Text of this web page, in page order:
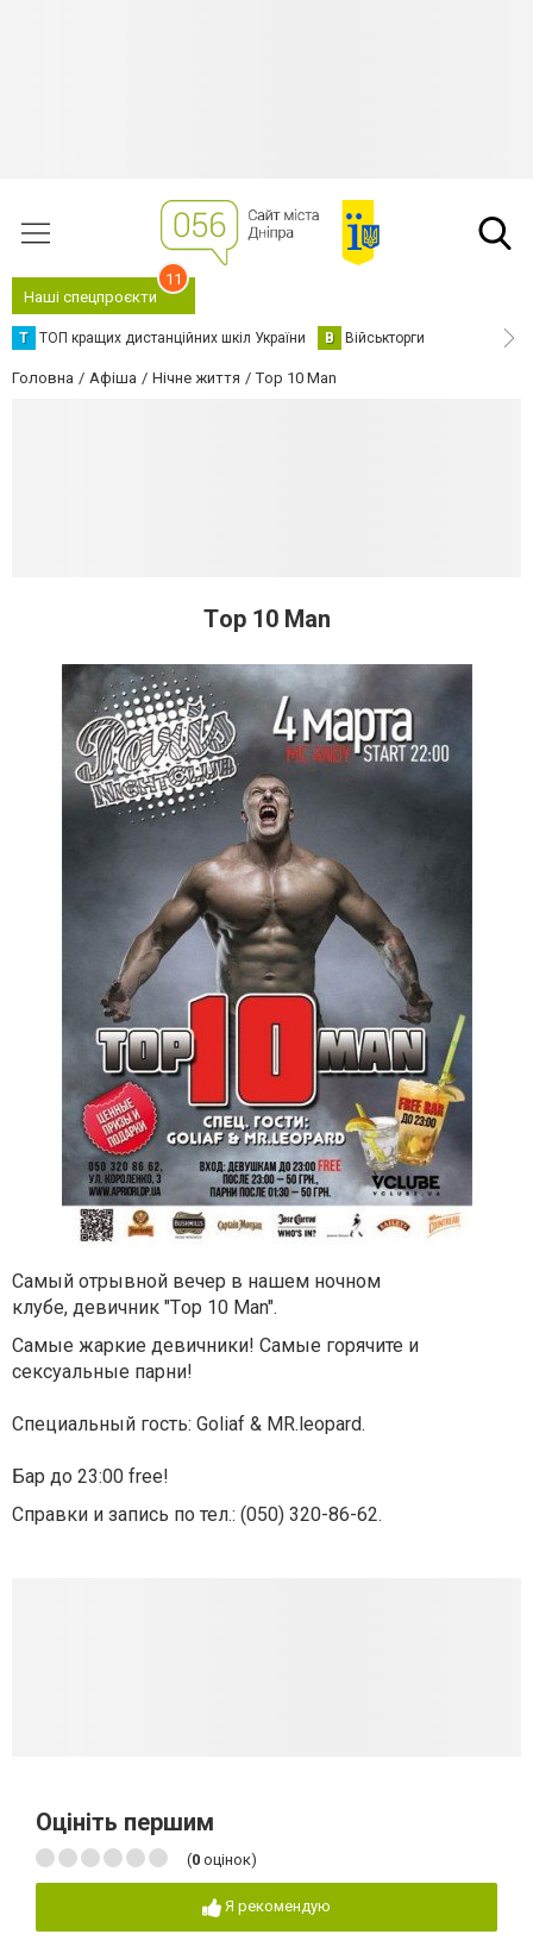
Наші спецпроєкти
11
Т ТОП кращих дистанційних шкіл України В Військторги
Головна Афіша Нічне життя Тop 10 Man
Тop 10 Man
Самый отрывной вечер в нашем ночном
клубе, девичник "Тop 10 Man".
Самые жаркие девичники! Самые горячите и
сексуальные парни!
Специальный гость: Gоliaf & MR.leopard.
Бар до 23:00 free!
Справки и запись по тел.: (050) 320-86-62.
Оцініть першим
(0 оцінок)
Я рекомендую